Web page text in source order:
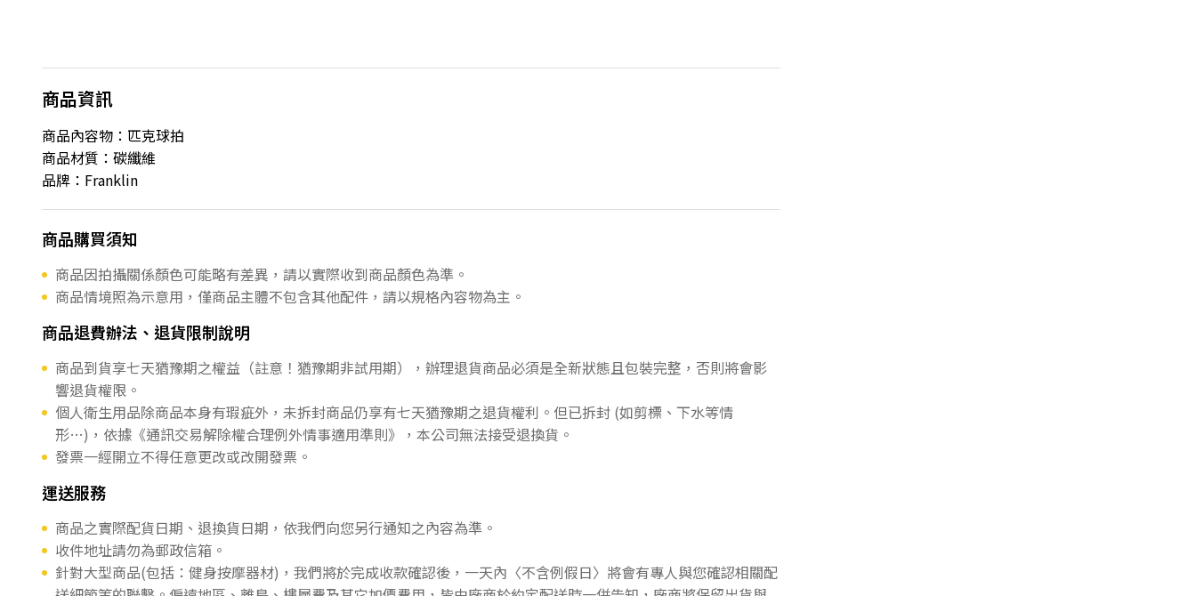
商品資訊
商品內容物：匹克球拍
商品材質：碳纖維
品牌：Franklin
商品購買須知
商品因拍攝關係顏色可能略有差異，請以實際收到商品顏色為準。
商品情境照為示意用，僅商品主體不包含其他配件，請以規格內容物為主。
商品退費辦法、退貨限制說明
商品到貨享七天猶豫期之權益（註意！猶豫期非試用期），辦理退貨商品必須是全新狀態且包裝完整，否則將會影
響退貨權限。
個人衛生用品除商品本身有瑕疵外，未拆封商品仍享有七天猶豫期之退貨權利。但已拆封 (如剪標、下水等情
形…)，依據《通訊交易解除權合理例外情事適用準則》，本公司無法接受退換貨。
發票一經開立不得任意更改或改開發票。
運送服務
商品之實際配貨日期、退換貨日期，依我們向您另行通知之內容為準。
收件地址請勿為郵政信箱。
針對大型商品(包括：健身按摩器材)，我們將於完成收款確認後，一天內〈不含例假日〉將會有專人與您確認相關配